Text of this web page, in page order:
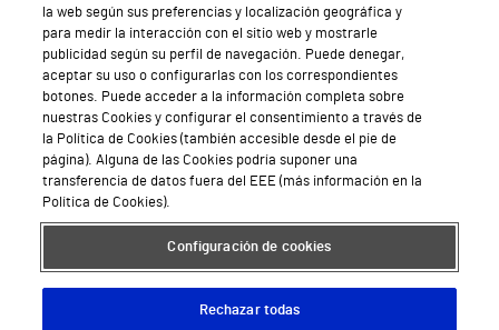
Quiénes somos
Trabajar en Vithas
Teléfono Cita Médica
Teléfono Atención al Cliente
Política de seguridad y salud en el trabajo
Conoce a Supervita
la web según sus preferencias y localización geográfica y
para medir la interacción con el sitio web y mostrarle
publicidad según su perfil de navegación. Puede denegar,
aceptar su uso o configurarlas con los correspondientes
botones. Puede acceder a la información completa sobre
nuestras Cookies y configurar el consentimiento a través de
la Política de Cookies (también accesible desde el pie de
página). Alguna de las Cookies podría suponer una
transferencia de datos fuera del EEE (más información en la
Política de Cookies).
Configuración de cookies
Rechazar todas